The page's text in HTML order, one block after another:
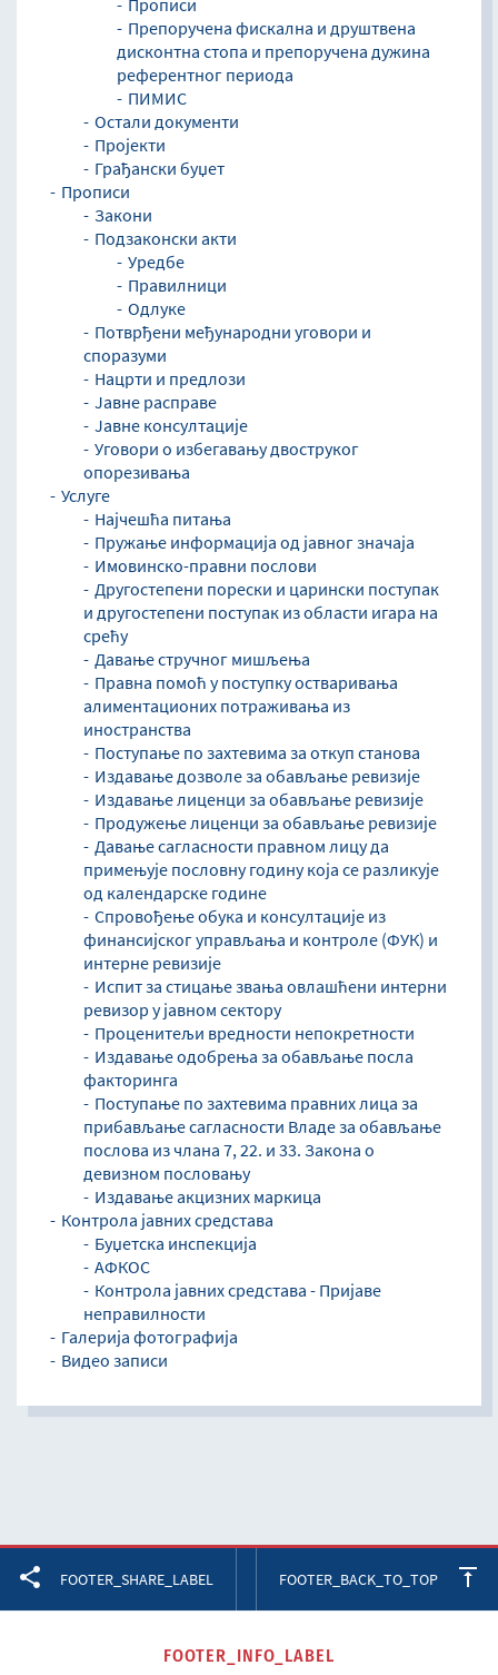
Прописи
Препоручена фискална и друштвена
дисконтна стопа и препоручена дужина
референтног периода
ПИМИС
Остали документи
Пројекти
Грађански буџет
Прописи
Закони
Подзаконски акти
Уредбе
Правилници
Одлуке
Потврђени међународни уговори и
споразуми
Нацрти и предлози
Јавне расправе
Јавне консултације
Уговори о избегавању двоструког
опорезивања
Услуге
Најчешћа питања
Пружање информација од јавног значаја
Имовинско-правни послови
Другостепени порески и царински поступак
и другостепени поступак из области игара на
срећу
Давање стручног мишљења
Правна помоћ у поступку остваривања
алиментационих потраживања из
иностранства
Поступање по захтевима за откуп станова
Издавање дозволе за обављање ревизије
Издавање лиценци за обављање ревизије
Продужење лиценци за обављање ревизије
Давање сагласности правном лицу да
примењује пословну годину која се разликује
од календарске године
Спровођење обука и консултације из
финансијског управљања и контроле (ФУК) и
интерне ревизије
Испит за стицање звања овлашћени интерни
ревизор у јавном сектору
Проценитељи вредности непокретности
Издавање одобрења за обављање посла
факторинга
Поступање по захтевима правних лица за
прибављање сагласности Владе за обављање
послова из члана 7, 22. и 33. Закона о
девизном пословању
Издавање акцизних маркица
Контрола јавних средстава
Буџетска инспекција
АФКОС
Контрола јавних средстава - Пријаве
неправилности
Галерија фотографија
Видео записи
FOOTER_SHARE_LABEL FOOTER_BACK_TO_TOP
FOOTER_INFO_LABEL